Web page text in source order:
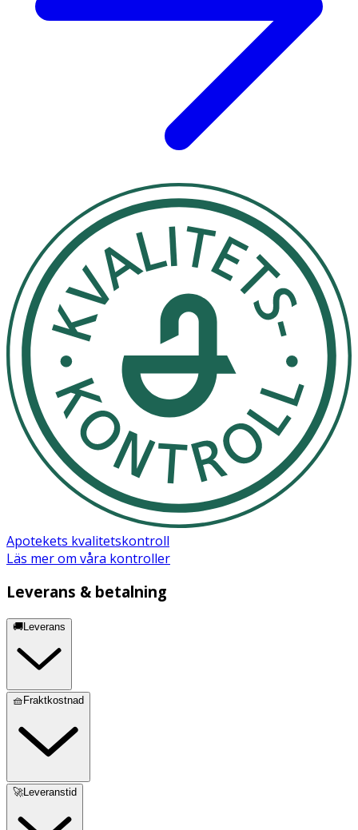
Apotekets kvalitetskontroll
Läs mer om våra kontroller
Leverans & betalning
🚚Leverans
🧺Fraktkostnad
🚀Leveranstid